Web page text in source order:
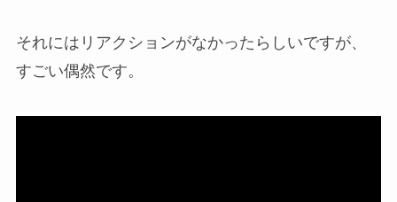
それにはリアクションがなかったらしいですが、
すごい偶然です。